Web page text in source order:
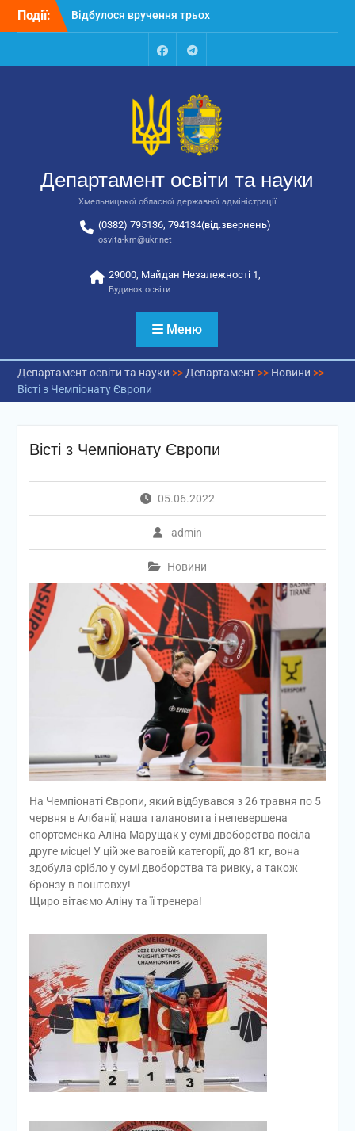
Перейти
Події:
Відбулося вручення трьох
автобусів для потреб
Відбулося засідання
освіти та науки обласної
державної адміністрації
Відбулась обласна
національно-патріотичне
виховання
FacebookTalegram
Департамент освіти та науки
Хмельницької обласної державної адміністрації
(0382) 795136, 794134(від.звернень)
osvita-km@ukr.net
29000, Майдан Незалежності 1,
Будинок освіти
Меню
Департамент освіти та науки >> Департамент>> Новини >>
Вісті з Чемпіонату Європи
Вісті з Чемпіонату Європи
05.06.2022
admin
Новини
На Чемпіонаті Європи, який відбувався з 26 травня по 5
червня в Албанії, наша талановита і непевершена
спортсменка Аліна Марущак у сумі двоборства посіла
друге місце! У цій же ваговій категорії, до 81 кг, вона
здобула срібло у сумі двоборства та ривку, а також
бронзу в поштовху!
Щиро вітаємо Аліну та її тренера!